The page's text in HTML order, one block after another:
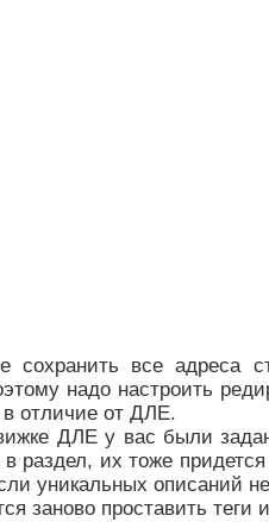
все адреса
надо настроить
отличие от ДЛЕ.
ДЛЕ у вас были
раздел, их тоже
уникальных описаний
заново проставить теги